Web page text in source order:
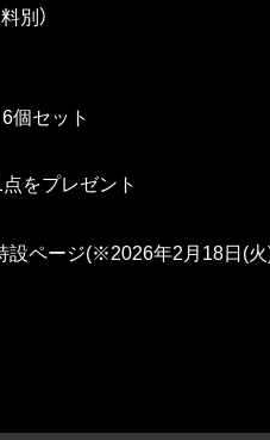
別）
個セット
をプレゼント
設ページ(※2026年2月18日(